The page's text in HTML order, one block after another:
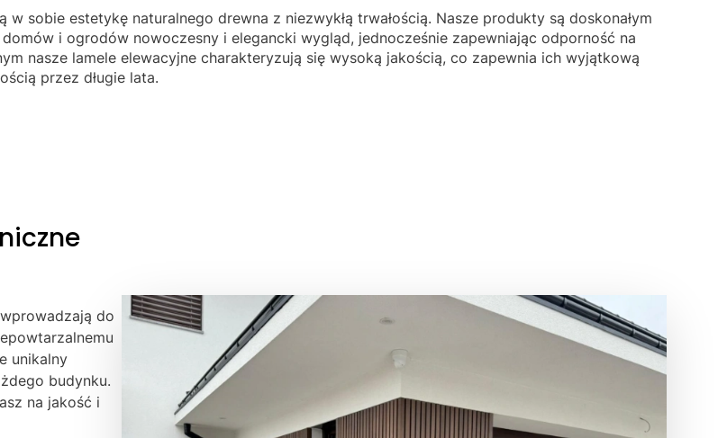
sobie estetykę naturalnego drewna z niezwykłą trwałością. Nasze produkty są doskonałym
i ogrodów nowoczesny i elegancki wygląd, jednocześnie zapewniając odporność na
nasze lamele elewacyjne charakteryzują się wysoką jakością, co zapewnia ich wyjątkową
przez długie lata.
do
unikalny
budynku.
na jakość i